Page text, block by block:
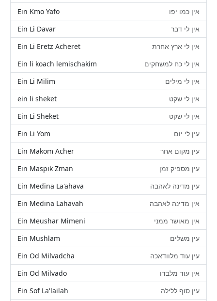
Ein Kmo Yafo
אין כמו יפו
Ein Li Davar
אין לי דבר
Ein Li Eretz Acheret
אין לי ארץ אחרת
Ein li koach lemischakim
אין לי כח למשחקים
Ein Li Milim
אין לי מילים
ein li sheket
אין לי שקט
Ein Li Sheket
אין לי שקט
Ein Li Yom
עין לי יום
Ein Makom Acher
עין מקום אחר
Ein Maspik Zman
עין מספיק זמן
Ein Medina La'ahava
עין מדינה לאהבה
Ein Medina Lahavah
אין מדינה לאהבה
Ein Meushar Mimeni
אין מאושר ממני
Ein Mushlam
עין משלים
Ein Od Milvadcha
עין עוד מלוודאכה
Ein Od Milvado
אין עוד מלבדו
Ein Sof La'lailah
עין סוף ללילה